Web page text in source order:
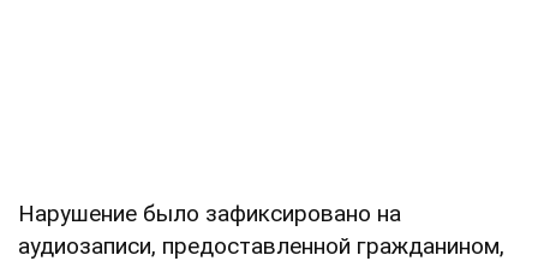
Нарушение было зафиксировано на
аудиозаписи, предоставленной гражданином,